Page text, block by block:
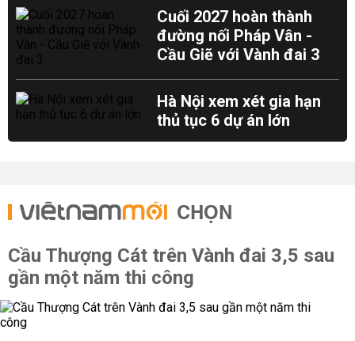
Cuối 2027 hoàn thành
đường nối Pháp Vân -
Cầu Giẽ với Vành đai 3
Hà Nội xem xét gia hạn
thủ tục 6 dự án lớn
CHỌN
Cầu Thượng Cát trên Vành đai 3,5 sau
gần một năm thi công